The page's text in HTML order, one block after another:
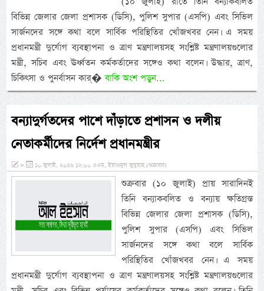
বিভিন্ন জেলার জেলা প্রশাসক (ডিসি), পুলিশ সুপার (এসপি) এবং সিভিল
সার্জনদের সঙ্গে কথা বলে সার্বিক পরিস্থিতির খোঁজখবর নেন। এ সময়
প্রধানমন্ত্রী দুর্যোগ ব্যবস্থাপনা ও ত্রাণ মন্ত্রণালয়সহ সংশ্লিষ্ট মন্ত্রণালয়গুলোর
মন্ত্রী, সচিব এবং ঊর্ধ্বতন কর্মকর্তাদের সঙ্গেও কথা বলেন। উদ্ধার, ত্রাণ,
চিকিৎসা ও পুনর্বাসন কার্�বাকি অংশ পড়ুন...
বন্যাদুর্গতদের পাশে দাঁড়াতে প্রশাসন ও দলীয়
নেতাকর্মীদের নির্দেশ প্রধানমন্ত্রীর
» ১০ জুলাই, ২০২৬ ১২:০০ এএম, ইয়াওমুল জুমুয়াহ (শুক্রবার)
শুক্রবার (১০ জুলাই) প্রায় সারাদিনই
তিনি বন্যাকবলিত ও বন্যায় ক্ষতিগ্রস্ত
বিভিন্ন জেলার জেলা প্রশাসক (ডিসি),
পুলিশ সুপার (এসপি) এবং সিভিল
সার্জনদের সঙ্গে কথা বলে সার্বিক
পরিস্থিতির খোঁজখবর নেন। এ সময়
প্রধানমন্ত্রী দুর্যোগ ব্যবস্থাপনা ও ত্রাণ মন্ত্রণালয়সহ সংশ্লিষ্ট মন্ত্রণালয়গুলোর